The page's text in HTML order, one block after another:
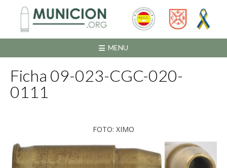
contenido
MENU
Ficha 09-023-CGC-020-
0111
FOTO: XIMO